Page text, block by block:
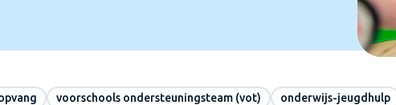
voorschools ondersteuningsteam (vot) onderwijs-jeugdhulp